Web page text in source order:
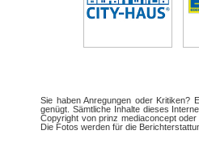
Sie haben Anregungen oder Kritiken?
genügt. Sämtliche Inhalte dieses
Copyright von prinz mediaconcept oder
Die Fotos werden für die